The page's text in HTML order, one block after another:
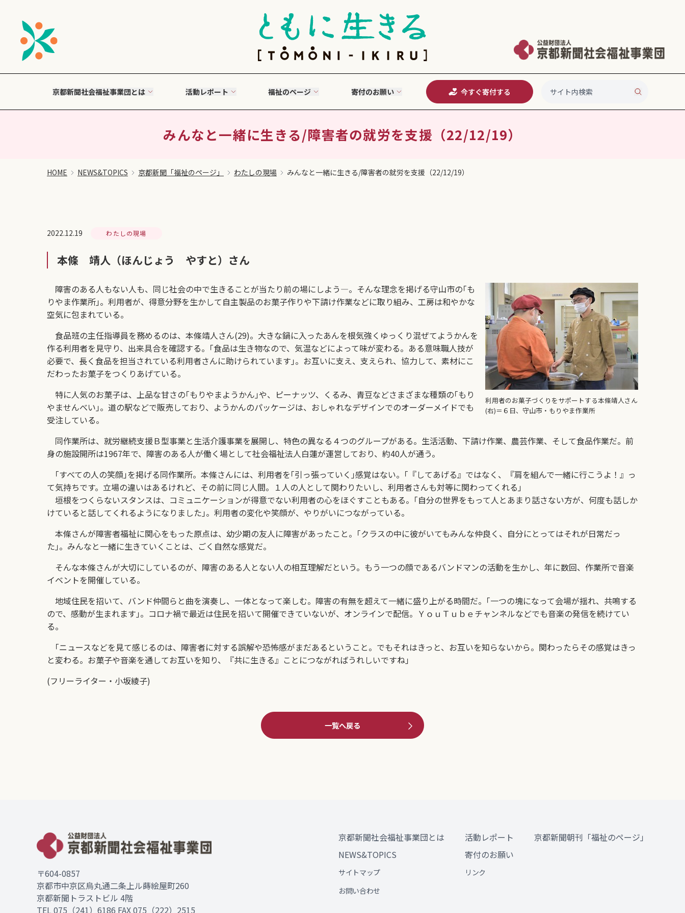
京都新聞社会福祉事業団とは 活動レポート 福祉のページ 寄付のお願い 今すぐ寄付する
みんなと一緒に生きる/障害者の就労を支援（22/12/19）
HOME NEWS&TOPICS 京都新聞「福祉のページ」 わたしの現場 みんなと一緒に生きる/障害者の就労を支援（22/12/19）
2022.12.19 わたしの現場
本條 靖人（ほんじょう やすと）さん
利用者のお菓子づくりをサポートする本條靖人さん
(右)＝６日、守山市・もりやま作業所
障害のある人もない人も、同じ社会の中で生きることが当たり前の場にしよう―。そんな理念を掲げる守山市の｢も
りやま作業所｣。利用者が、得意分野を生かして自主製品のお菓子作りや下請け作業などに取り組み、工房は和やかな
空気に包まれている。
食品班の主任指導員を務めるのは、本條靖人さん(29)。大きな鍋に入ったあんを根気強くゆっくり混ぜてようかんを
作る利用者を見守り、出来具合を確認する。｢食品は生き物なので、気温などによって味が変わる。ある意味職人技が
必要で、長く食品を担当されている利用者さんに助けられています｣。お互いに支え、支えられ、協力して、素材にこ
だわったお菓子をつくりあげている。
特に人気のお菓子は、上品な甘さの｢もりやまようかん｣や、ピーナッツ、くるみ、青豆などさまざまな種類の｢もり
やませんべい｣。道の駅などで販売しており、ようかんのパッケージは、おしゃれなデザインでのオーダーメイドでも
受注している。
同作業所は、就労継続支援Ｂ型事業と生活介護事業を展開し、特色の異なる４つのグループがある。生活活動、下請け作業、農芸作業、そして食品作業だ。前
身の施設開所は1967年で、障害のある人が働く場として社会福祉法人白蓮が運営しており、約40人が通う。
｢すべての人の笑顔｣を掲げる同作業所。本條さんには、利用者を｢引っ張っていく｣感覚はない。｢『してあげる』ではなく、『肩を組んで一緒に行こうよ！』っ
て気持ちです。立場の違いはあるけれど、その前に同じ人間。１人の人として関わりたいし、利用者さんも対等に関わってくれる｣
垣根をつくらないスタンスは、コミュニケーションが得意でない利用者の心をほぐすこともある。｢自分の世界をもって人とあまり話さない方が、何度も話しか
けていると話してくれるようになりました｣。利用者の変化や笑顔が、やりがいにつながっている。
本條さんが障害者福祉に関心をもった原点は、幼少期の友人に障害があったこと。｢クラスの中に彼がいてもみんな仲良く、自分にとってはそれが日常だっ
た｣。みんなと一緒に生きていくことは、ごく自然な感覚だ。
そんな本條さんが大切にしているのが、障害のある人とない人の相互理解だという。もう一つの顔であるバンドマンの活動を生かし、年に数回、作業所で音楽
イベントを開催している。
地域住民を招いて、バンド仲間らと曲を演奏し、一体となって楽しむ。障害の有無を超えて一緒に盛り上がる時間だ。｢一つの塊になって会場が揺れ、共鳴する
ので、感動が生まれます｣。コロナ禍で最近は住民を招いて開催できていないが、オンラインで配信。ＹｏｕＴｕｂｅチャンネルなどでも音楽の発信を続けてい
る。
｢ニュースなどを見て感じるのは、障害者に対する誤解や恐怖感がまだあるということ。でもそれはきっと、お互いを知らないから。関わったらその感覚はきっ
と変わる。お菓子や音楽を通してお互いを知り、『共に生きる』ことにつながればうれしいですね｣
(フリーライター・小坂綾子)
一覧へ戻る
〒604-0857
京都市中京区烏丸通二条上ル蒔絵屋町260
京都新聞トラストビル 4階
TEL 075（241）6186 FAX 075（222）2515
京都新聞社会福祉事業団とは 活動レポート
京都新聞朝刊「福祉のページ」
NEWS&TOPICS
寄付のお願い
サイトマップ
リンク
お問い合わせ